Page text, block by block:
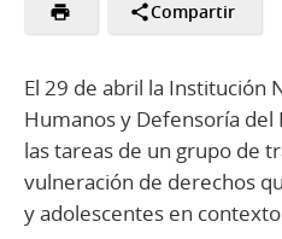
Compartir
El 29 de abril la Institución
Humanos y Defensoría del
las tareas de un grupo de
vulneración de derechos
y adolescentes en